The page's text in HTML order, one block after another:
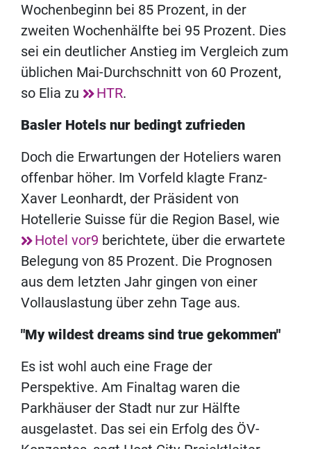
Wochenbeginn bei 85 Prozent, in der
zweiten Wochenhälfte bei 95 Prozent. Dies
sei ein deutlicher Anstieg im Vergleich zum
üblichen Mai-Durchschnitt von 60 Prozent,
so Elia zu
HTR.
Basler Hotels nur bedingt zufrieden
Doch die Erwartungen der Hoteliers waren
offenbar höher. Im Vorfeld klagte Franz-
Xaver Leonhardt, der Präsident von
Hotellerie Suisse für die Region Basel, wie
Hotel vor9 berichtete, über die erwartete
Belegung von 85 Prozent. Die Prognosen
aus dem letzten Jahr gingen von einer
Vollauslastung über zehn Tage aus.
"My wildest dreams sind true gekommen"
Es ist wohl auch eine Frage der
Perspektive. Am Finaltag waren die
Parkhäuser der Stadt nur zur Hälfte
ausgelastet. Das sei ein Erfolg des ÖV-